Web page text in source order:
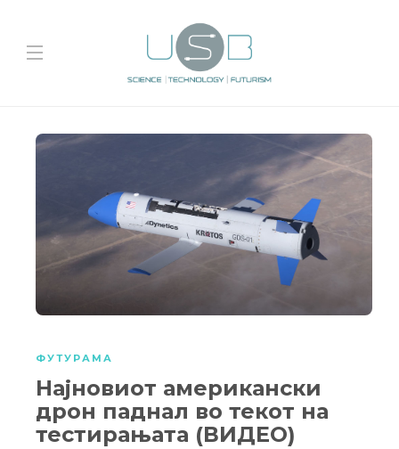
ФУТУРАМА
Најновиот американски
дрон паднал во текот на
тестирањата (ВИДЕО)